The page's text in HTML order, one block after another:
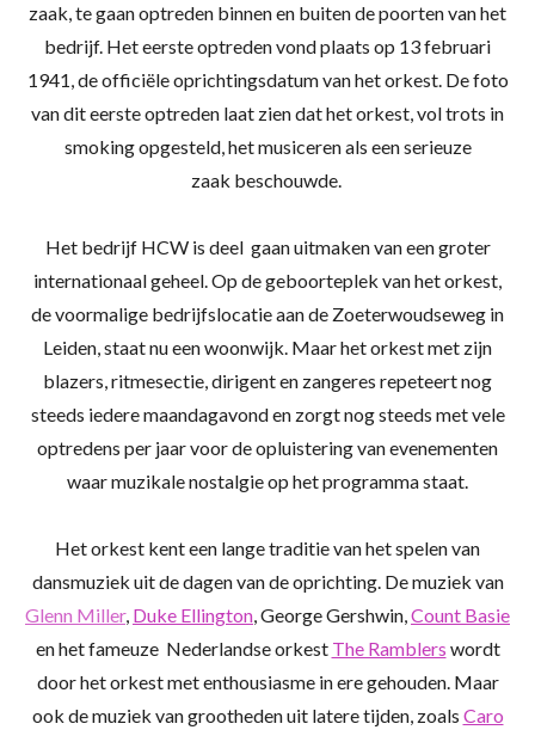
zaak, te gaan optreden binnen en buiten de poorten van het
bedrijf. Het eerste optreden vond plaats op 13 februari
1941, de officiële oprichtingsdatum van het orkest. De foto
van dit eerste optreden laat zien dat het orkest, vol trots in
smoking opgesteld, het musiceren als een serieuze
zaak beschouwde.
Het bedrijf HCW is deel gaan uitmaken van een groter
internationaal geheel. Op de geboorteplek van het orkest,
de voormalige bedrijfslocatie aan de Zoeterwoudseweg in
Leiden, staat nu een woonwijk. Maar het orkest met zijn
blazers, ritmesectie, dirigent en zangeres repeteert nog
steeds iedere maandagavond en zorgt nog steeds met vele
optredens per jaar voor de opluistering van evenementen
waar muzikale nostalgie op het programma staat.
Het orkest kent een lange traditie van het spelen van
dansmuziek uit de dagen van de oprichting. De muziek van
Glenn Miller, Duke Ellington, George Gershwin,Count Basie
en het fameuze Nederlandse orkest The Ramblers wordt
door het orkest met enthousiasme in ere gehouden. Maar
ook de muziek van grootheden uit latere tijden, zoals Caro